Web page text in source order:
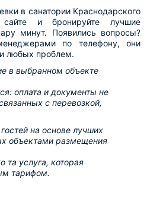
в санатории Краснодарского
и бронируйте лучшие
минут. Появились вопросы?
по телефону, они
любых проблем.
в выбранном объекте
оплата и документы не
с перевозкой,
на основе лучших
объектами размещения
та услуга, которая
тарифом.